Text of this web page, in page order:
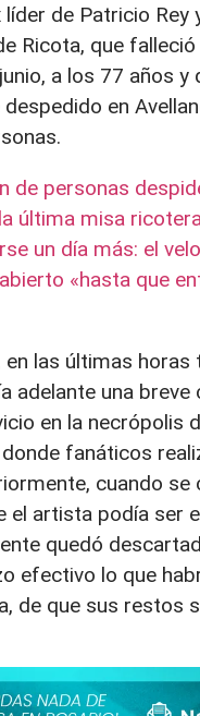
de Patricio Rey
Ricota, que
a los 77 años y
en
de personas
última misa
un día más: el
«hasta que
en las últimas horas
adelante una breve
en la necrópolis
donde fanáticos
cuando se
el artista podía ser
quedó
efectivo lo que
de que sus restos